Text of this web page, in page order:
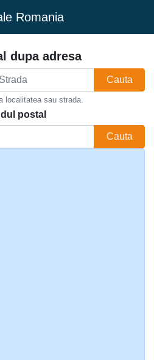
Romania
dupa adresa
Cauta
localitatea sau strada.
postal
Cauta